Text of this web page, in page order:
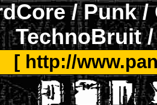
/ Punk
TechnoBruit
[ http://